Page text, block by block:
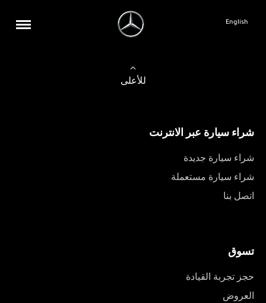
English
للأعلى
شراء سيارة عبر الانترنت
شراء سيارة جديدة
شراء سيارة مستعملة
اتصل بنا
تسوق
حجز تجربة القيادة
العروض